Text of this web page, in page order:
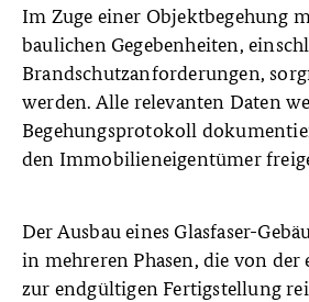
Im Zuge einer Objektbegehung
baulichen Gegebenheiten,
Brandschutzanforderungen,
werden. Alle relevanten Daten
Begehungsprotokoll
den Immobilieneigentümer
Der Ausbau eines Glasfaser-
in mehreren Phasen, die von
zur endgültigen Fertigstellung